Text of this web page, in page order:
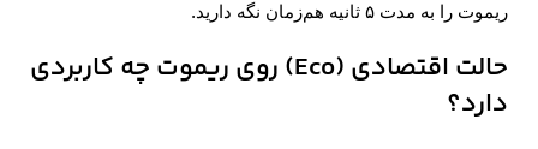
ریموت را به مدت ۵ ثانیه هم‌زمان نگه دارید.
حالت اقتصادی (Eco)
روی ریموت چه کاربردی
دارد؟